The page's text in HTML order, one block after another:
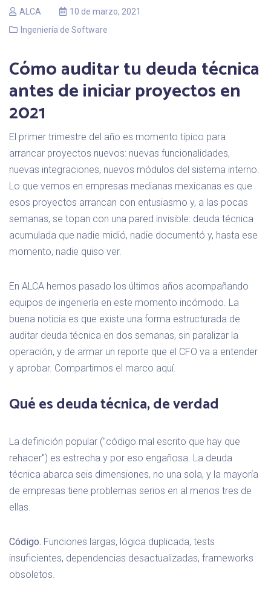
ALCA
10 de marzo, 2021
Ingeniería de Software
Cómo auditar tu deuda técnica
antes de iniciar proyectos en
2021
El primer trimestre del año es momento típico para
arrancar proyectos nuevos: nuevas funcionalidades,
nuevas integraciones, nuevos módulos del sistema interno.
Lo que vemos en empresas medianas mexicanas es que
esos proyectos arrancan con entusiasmo y, a las pocas
semanas, se topan con una pared invisible: deuda técnica
acumulada que nadie midió, nadie documentó y, hasta ese
momento, nadie quiso ver.
En ALCA hemos pasado los últimos años acompañando
equipos de ingeniería en este momento incómodo. La
buena noticia es que existe una forma estructurada de
auditar deuda técnica en dos semanas, sin paralizar la
operación, y de armar un reporte que el CFO va a entender
y aprobar. Compartimos el marco aquí.
Qué es deuda técnica, de verdad
La definición popular ("código mal escrito que hay que
rehacer") es estrecha y por eso engañosa. La deuda
técnica abarca seis dimensiones, no una sola, y la mayoría
de empresas tiene problemas serios en al menos tres de
ellas.
Código. Funciones largas, lógica duplicada, tests
insuficientes, dependencias desactualizadas, frameworks
obsoletos.